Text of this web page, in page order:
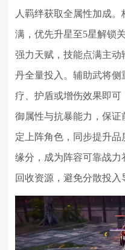
人羁绊获取全属性加成
满，优先升星至5星解锁
强力天赋，技能点满主
丹全量投入。辅助武将
疗、护盾或增伤效果即
御属性与抗暴能力，保证
定上阵角色，同步提升
缘分，成为阵容可靠战
回收资源，避免分散投入